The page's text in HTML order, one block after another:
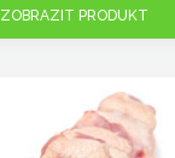
ZOBRAZIT PRODUKT